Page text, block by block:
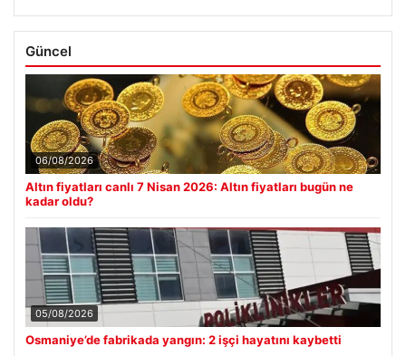
Güncel
06/08/2026
Altın fiyatları canlı 7 Nisan 2026: Altın fiyatları bugün ne
kadar oldu?
05/08/2026
Osmaniye’de fabrikada yangın: 2 işçi hayatını kaybetti